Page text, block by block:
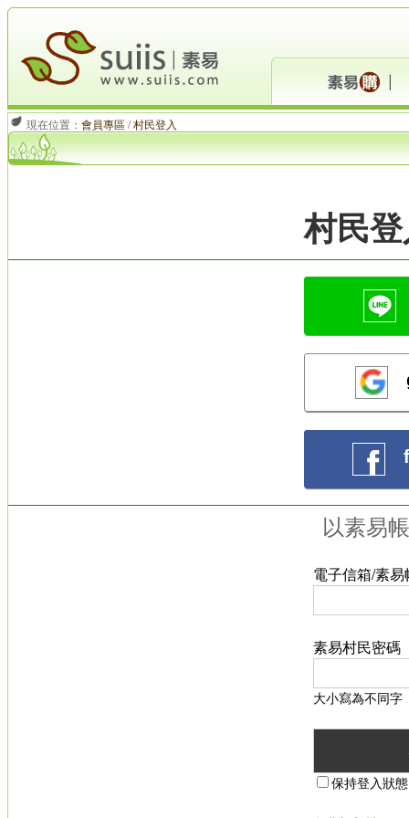
現在位置： 會員專區/村民登入
村民
以素易
電子信箱/素易
素易村民密碼
大小寫為不同字
保持登入狀態